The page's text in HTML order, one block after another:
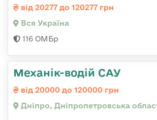
від 20277 до 120277 грн
Вся Україна
116 ОМБр
Механік-водій САУ
від 20000 до 120000 грн
Дніпро, Дніпропетровська